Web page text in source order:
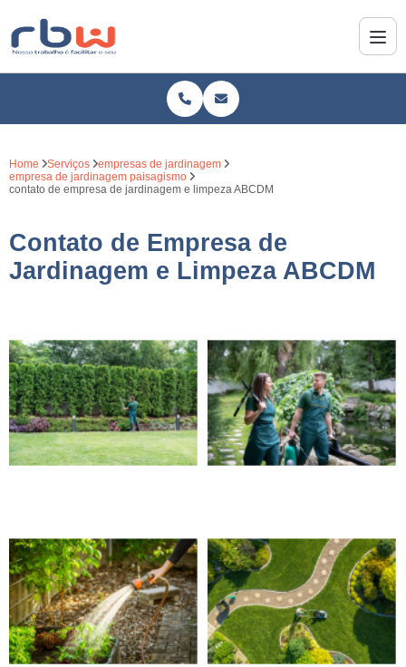
Home Serviços
empresas de jardinagem
empresa de jardinagem paisagismo
contato de empresa de jardinagem e limpeza ABCDM
Contato de Empresa de
Jardinagem e Limpeza ABCDM